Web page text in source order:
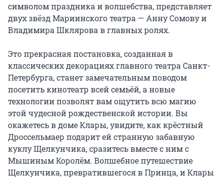
символом праздника и волшебства, представляет
двух звёзд Мариинского театра — Анну Сомову и
Владимира Шклярова в главных ролях.
Это прекрасная постановка, созданная в
классических декорациях главного театра Санкт-
Петербурга, станет замечательным поводом
посетить кинотеатр всей семьёй, а новые
технологии позволят вам ощутить всю магию
этой чудесной рождественской истории. Вы
окажетесь в доме Клары, увидите, как крёстный
Дроссельмаер подарит ей странную забавную
куклу Щелкунчика, сразитесь вместе с ним с
Мышиным Королём. Волшебное путешествие
Щелкунчика, превратившегося в Принца, и Клары